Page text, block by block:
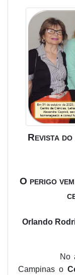
Revista
O perigo
Orlando
No
Campinas o